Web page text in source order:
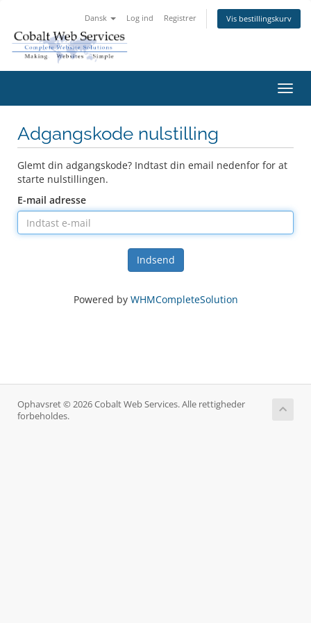
Dansk Log ind Registrer Vis bestillingskurv
Skift
Adgangskode nulstilling
Glemt din adgangskode? Indtast din email nedenfor for at
starte nulstillingen.
E-mail adresse
Indsend
Powered by WHMCompleteSolution
Ophavsret © 2026 Cobalt Web Services. Alle rettigheder
forbeholdes.